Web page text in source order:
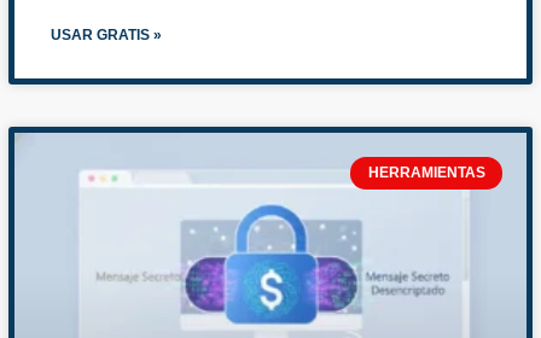
USAR GRATIS »
HERRAMIENTAS